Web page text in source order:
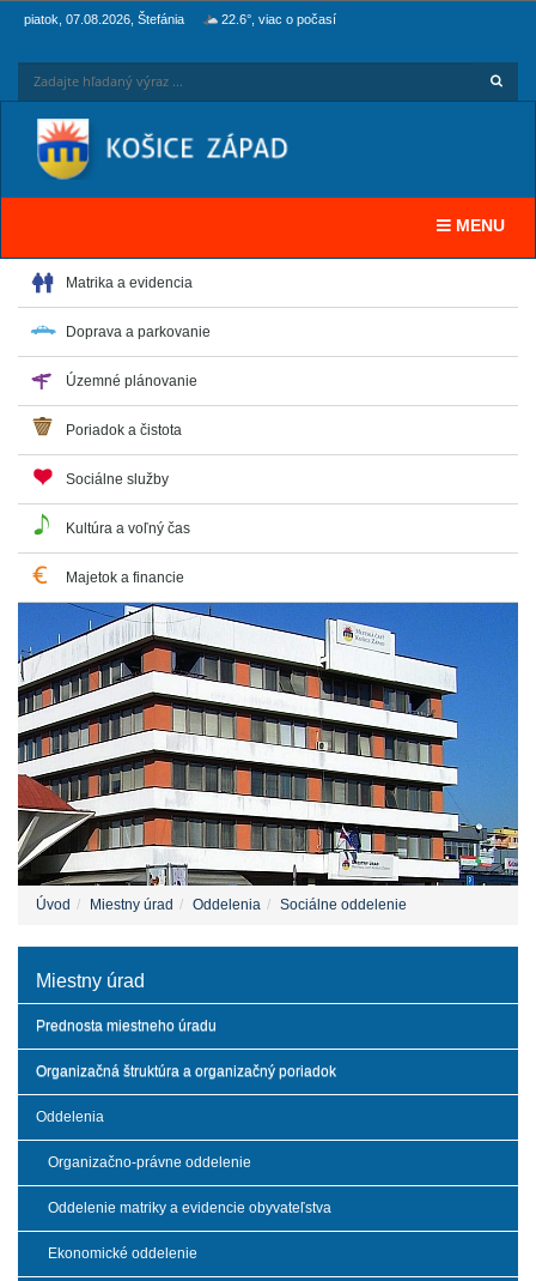
piatok, 07.08.2026, Štefánia 22.6°, viac o počasí
Toggle
MENU
Matrika a evidencia
Doprava a parkovanie
Územné plánovanie
Poriadok a čistota
Sociálne služby
Kultúra a voľný čas
Majetok a financie
Úvod Miestny úrad Oddelenia Sociálne oddelenie
Miestny úrad
Prednosta miestneho úradu
Organizačná štruktúra a organizačný poriadok
Oddelenia
Organizačno-právne oddelenie
Oddelenie matriky a evidencie obyvateľstva
Ekonomické oddelenie